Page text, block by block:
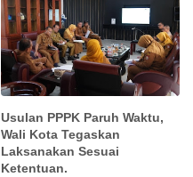
Usulan PPPK Paruh Waktu,
Wali Kota Tegaskan
Laksanakan Sesuai
Ketentuan.